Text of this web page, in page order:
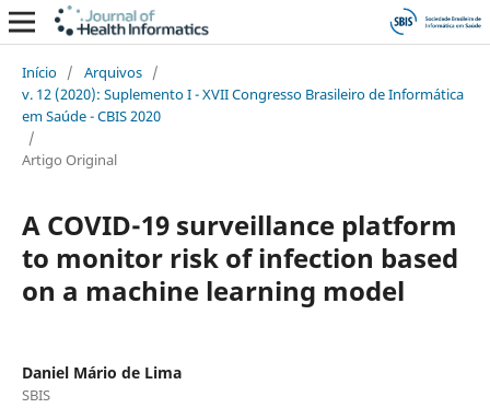
Início / Arquivos /
v. 12 (2020): Suplemento I - XVII Congresso Brasileiro de Informática
em Saúde - CBIS 2020
/
Artigo Original
A COVID-19 surveillance platform
to monitor risk of infection based
on a machine learning model
Daniel Mário de Lima
SBIS